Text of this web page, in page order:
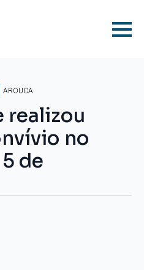
AROUCA
realizou
no
de